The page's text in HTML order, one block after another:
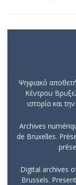
Ψηφιακό
Κέντρου
ιστορία και
Archives
de Bruxelles.
Digital archives
Brussels.